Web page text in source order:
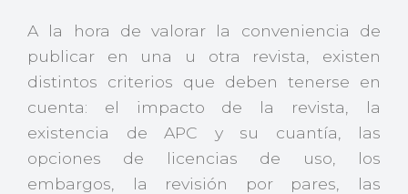
A la hora de valorar la conveniencia de
publicar en una u otra revista, existen
distintos criterios que deben tenerse en
cuenta: el impacto de la revista, la
existencia de APC y su cuantía, las
opciones de licencias de uso, los
embargos, la revisión por pares, las